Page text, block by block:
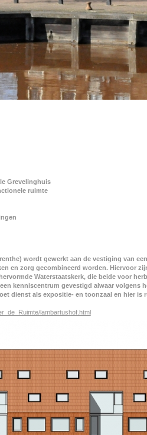
Grevelinghuis
ruimte
wordt gewerkt aan de vestiging van
en zorg gecombineerd worden. Hiervoor
Waterstaatskerk, die beide voor
kenniscentrum gevestigd alwaar volgens
dienst als expositie- en toonzaal en hier is
lambartushof.html